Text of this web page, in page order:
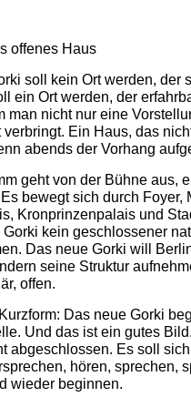
offenes Haus
soll kein Ort werden, der
ein Ort werden, der
man nicht nur eine
Ein Haus, das
abends der Vorhang
geht von der Bühne aus,
bewegt sich durch Foyer,
Kronprinzenpalais und
Gorki kein geschlossener
Das neue Gorki will
seine Struktur
offen.
Das neue Gorki
Und das ist ein gutes
abgeschlossen. Es soll
hören, sprechen,
wieder beginnen.